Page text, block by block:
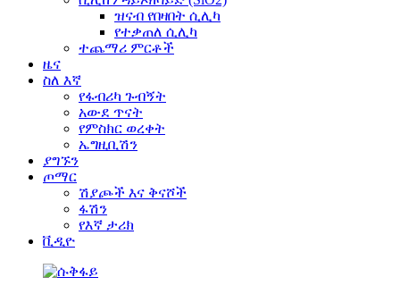
ዝናብ የበዛበት ሲሊካ
የተቃጠለ ሲሊካ
ተጨማሪ ምርቶች
ዜና
ስለ እኛ
የፋብሪካ ጉብኝት
አውደ ጥናት
የምስክር ወረቀት
ኤግዚቢሽን
ያግኙን
ጦማር
ሽያጮች እና ቅናሾች
ፋሽን
የእኛ ታሪክ
ቪዲዮ